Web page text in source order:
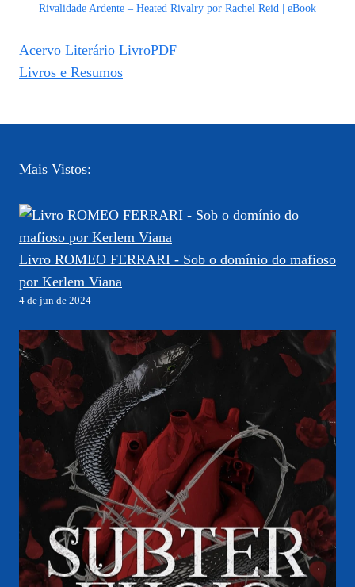
Rivalidade Ardente – Heated Rivalry por Rachel Reid | eBook
Acervo Literário LivroPDF
Livros e Resumos
Mais Vistos:
Livro ROMEO FERRARI - Sob o domínio do mafioso
por Kerlem Viana
4 de jun de 2024